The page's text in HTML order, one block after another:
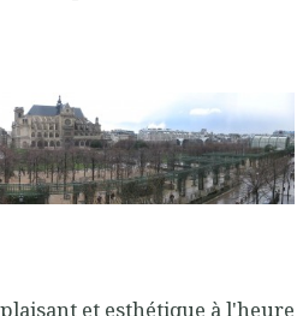
et esthétique à l'heure